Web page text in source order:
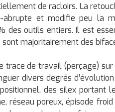
de racloirs. La
abrupte et modifie peu la
des outils entiers. Il est
majoritairement des
trace de travail (perçage)
divers degrés
des silex portant
réseau poreux, épisode